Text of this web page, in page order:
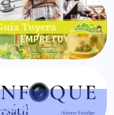
EMPRETUY
ENFOQUE VERSÁTIL